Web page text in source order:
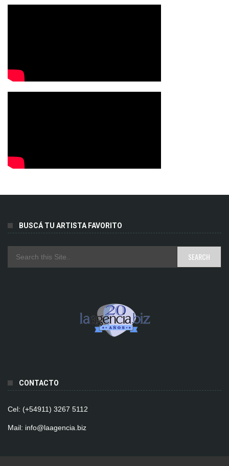
BUSCÁ TU ARTISTA FAVORITO
CONTACTO
Cel: (+54911) 3267 5112
Mail: info@laagencia.biz